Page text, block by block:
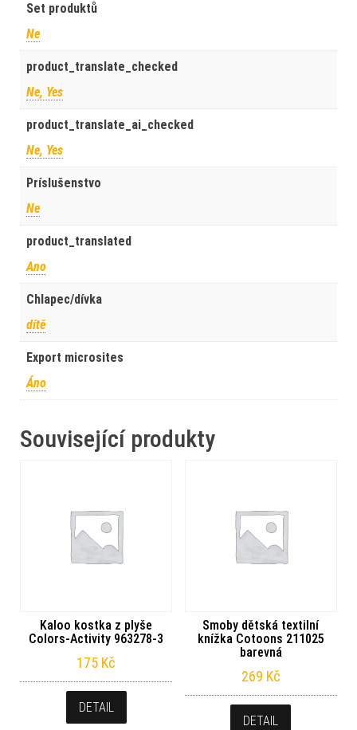
Set produktů
Ne
product_translate_checked
Ne, Yes
product_translate_ai_checked
Ne, Yes
Príslušenstvo
Ne
product_translated
Ano
Chlapec/dívka
dítě
Export microsites
Áno
Související produkty
Kaloo kostka z plyše
Colors-Activity 963278-3
175 Kč
DETAIL
Smoby dětská textilní
knížka Cotoons 211025
barevná
269 Kč
DETAIL